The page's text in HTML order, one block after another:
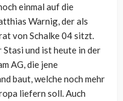
einmal auf die
Warnig, der als
von Schalke 04 sitzt.
und ist heute in der
AG, die jene
baut, welche noch mehr
liefern soll. Auch